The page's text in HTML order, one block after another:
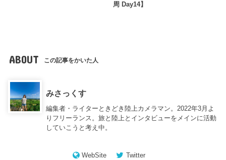
周 Day14】
ABOUT この記事をかいた人
みさっくす
編集者・ライターときどき陸上カメラマン。2022年3月よ
りフリーランス。旅と陸上とインタビューをメインに活動
していこうと考え中。
WebSite Twitter